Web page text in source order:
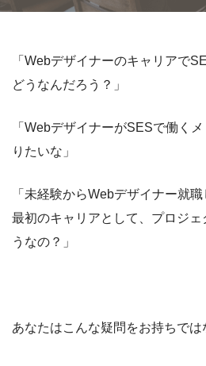
「Webデザイナーのキャリアで
どうなんだろう？」
「WebデザイナーがSESで働く
りたいな」
「未経験からWebデザイナー就
最初のキャリアとして、プロジ
うなの？」
あなたはこんな疑問をお持ちでは